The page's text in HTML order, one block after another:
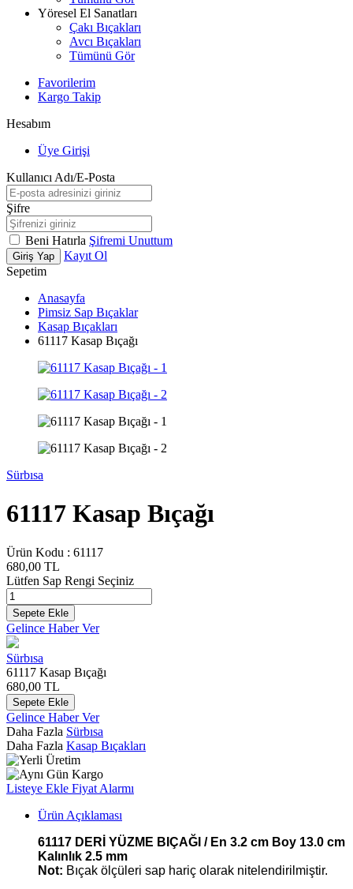
Yöresel El Sanatları
Çakı Bıçakları
Avcı Bıçakları
Tümünü Gör
Favorilerim
Kargo Takip
Hesabım
Üye Girişi
Kullanıcı Adı/E-Posta
Şifre
Beni Hatırla Şifremi Unuttum
Giriş Yap
Kayıt Ol
Sepetim
Anasayfa
Pimsiz Sap Bıçaklar
Kasap Bıçakları
61117 Kasap Bıçağı
Sürbısa
61117 Kasap Bıçağı
Ürün Kodu : 61117
680,00 TL
Lütfen Sap Rengi Seçiniz
Sepete Ekle
Gelince Haber Ver
Sürbısa
61117 Kasap Bıçağı
680,00 TL
Sepete Ekle
Gelince Haber Ver
Daha Fazla Sürbısa
Daha Fazla Kasap Bıçakları
Listeye Ekle Fiyat Alarmı
Ürün Açıklaması
61117 DERİ YÜZME BIÇAĞI / En 3.2 cm Boy 13.0 cm
Kalınlık 2.5 mm
Not: Bıçak ölçüleri sap hariç olarak nitelendirilmiştir.